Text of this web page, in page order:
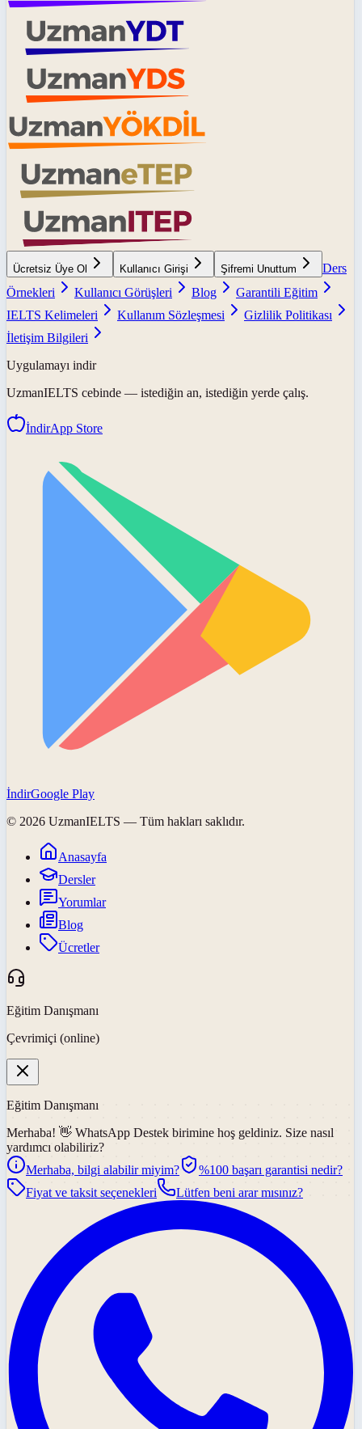
Ücretsiz Üye Ol Kullanıcı Girişi Şifremi Unuttum
Ders
Örnekleri
Kullanıcı Görüşleri Blog
Garantili Eğitim
IELTS Kelimeleri
Kullanım Sözleşmesi
Gizlilik Politikası
İletişim Bilgileri
Uygulamayı indir
UzmanIELTS cebinde — istediğin an, istediğin yerde çalış.
İndirApp Store
İndirGoogle Play
© 2026 UzmanIELTS — Tüm hakları saklıdır.
Anasayfa
Dersler
Yorumlar
Blog
Ücretler
Eğitim Danışmanı
Çevrimiçi (online)
Eğitim Danışmanı
Merhaba! 👋 WhatsApp Destek birimine hoş geldiniz. Size nasıl
yardımcı olabiliriz?
Merhaba, bilgi alabilir miyim?
%100 başarı garantisi nedir?
Fiyat ve taksit seçenekleri
Lütfen beni arar mısınız?